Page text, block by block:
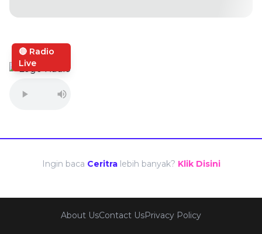
🔴 Radio
Live
Ingin baca Ceritra lebih banyak? Klik Disini
About UsContact UsPrivacy Policy